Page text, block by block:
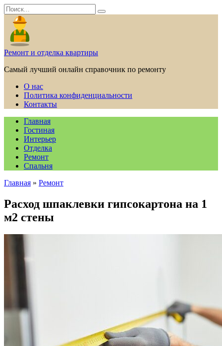
Перейти
к
содержанию
Search
for:
Ремонт и отделка квартиры
Самый лучший онлайн справочник по ремонту
О нас
Политика конфиденциальности
Контакты
Главная
Гостиная
Интерьер
Отделка
Ремонт
Спальня
Главная » Ремонт
Расход шпаклевки гипсокартона на 1
м2 стены